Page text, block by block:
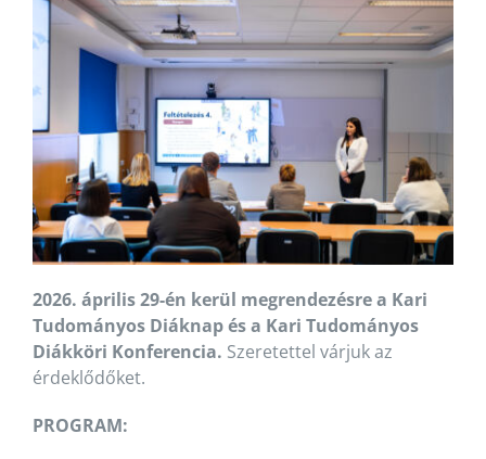
2026. április 29-én kerül megrendezésre a Kari
Tudományos Diáknap és a Kari Tudományos
Diákköri Konferencia. Szeretettel várjuk az
érdeklődőket.
PROGRAM: